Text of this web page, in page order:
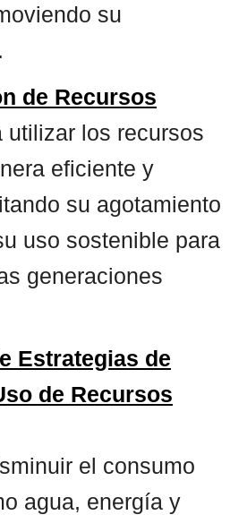
su
de Recursos
utilizar los recursos
eficiente y
su agotamiento
uso sostenible para
generaciones
Estrategias de
de Recursos
el consumo
agua, energía y